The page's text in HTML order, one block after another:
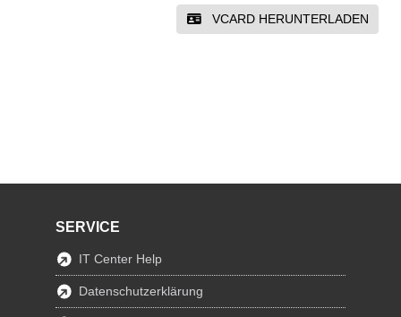
VCARD HERUNTERLADEN
SERVICE
IT Center Help
Datenschutzerklärung